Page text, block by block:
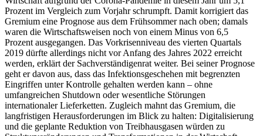
Prozent im Vergleich zum Vorjahr schrumpft. Damit korrigiert das
Gremium eine Prognose aus dem Frühsommer nach oben; damals
waren die Wirtschaftsweisen noch von einem Minus von 6,5
Prozent ausgegangen. Das Vorkrisenniveau des vierten Quartals
2019 dürfte allerdings nicht vor Anfang des Jahres 2022 erreicht
werden, erklärt der Sachverständigenrat weiter. Bei seiner Prognose
geht er davon aus, dass das Infektionsgeschehen mit begrenzten
Eingriffen unter Kontrolle gehalten werden kann – ohne
umfangreichen Shutdown oder wesentliche Störungen
internationaler Lieferketten. Zugleich mahnt das Gremium, die
langfristigen Herausforderungen im Blick zu halten: Digitalisierung
und die geplante Reduktion von Treibhausgasen würden zu